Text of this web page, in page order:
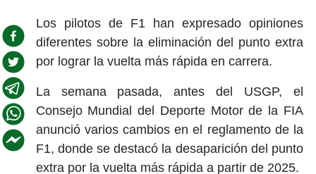
Los pilotos de F1 han expresado opiniones
diferentes sobre la eliminación del punto extra
por lograr la vuelta más rápida en carrera.
La semana pasada, antes del USGP, el
Consejo Mundial del Deporte Motor de la FIA
anunció varios cambios en el reglamento de la
F1, donde se destacó la desaparición del punto
extra por la vuelta más rápida a partir de 2025.